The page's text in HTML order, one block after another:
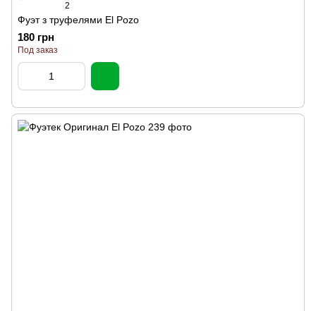
2
Фуэт з труфелями El Pozo
180 грн
Под заказ